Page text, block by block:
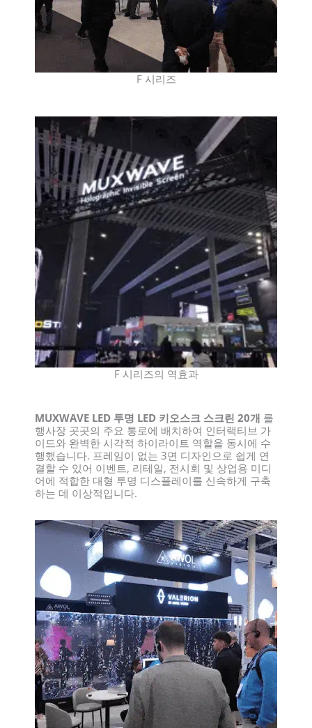
F 시리즈
F 시리즈의 역효과
MUXWAVE LED 투명 LED 키오스크 스크린 20개 를
행사장 곳곳의 주요 통로에 배치하여 인터랙티브 가
이드와 완벽한 시각적 하이라이트 역할을 동시에 수
행했습니다. 프레임이 없는 3면 디자인으로 쉽게 연
결할 수 있어 이벤트, 리테일, 전시회 및 상업용 미디
어에 적합한 대형 투명 디스플레이를 신속하게 구축
하는 데 이상적입니다.